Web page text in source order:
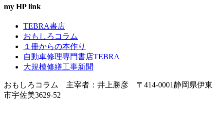
my HP link
TEBRA書店
おもしろコラム
１冊からの本作り
自動車修理専門書店TEBRA
大規模修繕工事新聞
おもしろコラム 主宰者：井上勝彦 〒414-0001静岡県伊東
市宇佐美3629-52